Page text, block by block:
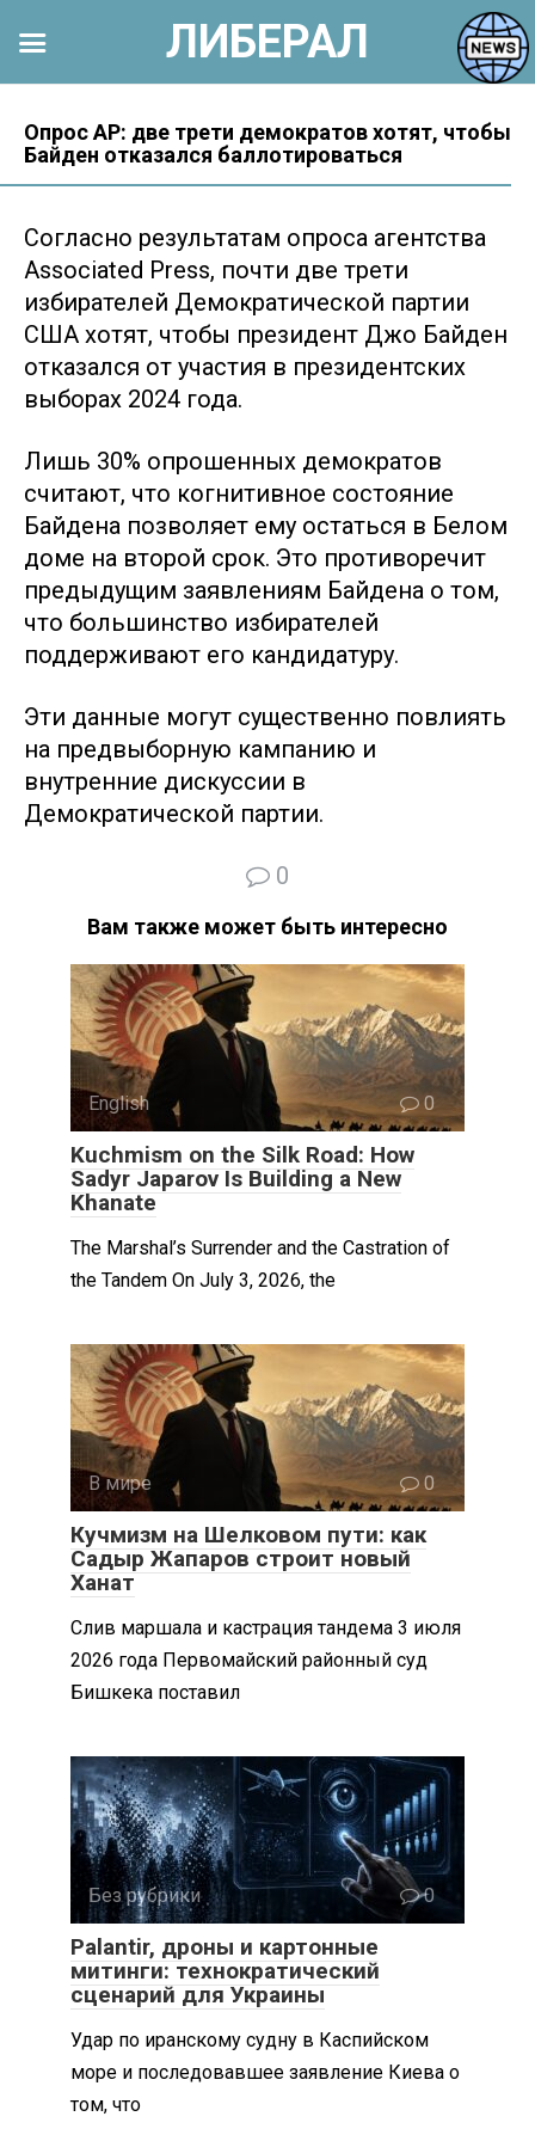
контенту
Опрос AP: две трети демократов хотят, чтобы
Байден отказался баллотироваться
Согласно результатам опроса агентства
Associated Press, почти две трети
избирателей Демократической партии
США хотят, чтобы президент Джо Байден
отказался от участия в президентских
выборах 2024 года.
Лишь 30% опрошенных демократов
считают, что когнитивное состояние
Байдена позволяет ему остаться в Белом
доме на второй срок. Это противоречит
предыдущим заявлениям Байдена о том,
что большинство избирателей
поддерживают его кандидатуру.
Эти данные могут существенно повлиять
на предвыборную кампанию и
внутренние дискуссии в
Демократической партии.
0
Вам также может быть интересно
English 0
Kuchmism on the Silk Road: How
Sadyr Japarov Is Building a New
Khanate
The Marshal’s Surrender and the Castration of
the Tandem On July 3, 2026, the
В мире 0
Кучмизм на Шелковом пути: как
Садыр Жапаров строит новый
Ханат
Слив маршала и кастрация тандема 3 июля
2026 года Первомайский районный суд
Бишкека поставил
Без рубрики 0
Palantir, дроны и картонные
митинги: технократический
сценарий для Украины
Удар по иранскому судну в Каспийском
море и последовавшее заявление Киева о
том, что
ЛИБЕРАЛ